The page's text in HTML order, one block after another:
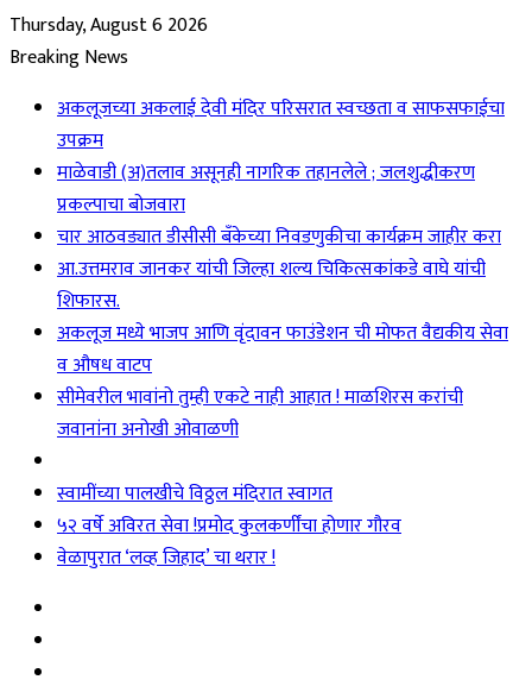
Thursday, August 6 2026
Breaking News
अकलूजच्या अकलाई देवी मंदिर परिसरात स्वच्छता व साफसफाईचा
उपक्रम
माळेवाडी (अ)तलाव असूनही नागरिक तहानलेले ; जलशुद्धीकरण
प्रकल्पाचा बोजवारा
चार आठवड्यात डीसीसी बँकेच्या निवडणुकीचा कार्यक्रम जाहीर करा
आ.उत्तमराव जानकर यांची जिल्हा शल्य चिकित्सकांकडे वाघे यांची
शिफारस.
अकलूज मध्ये भाजप आणि वृंदावन फाउंडेशन ची मोफत वैद्यकीय सेवा
व औषध वाटप
सीमेवरील भावांनो तुम्ही एकटे नाही आहात ! माळशिरस करांची
जवानांना अनोखी ओवाळणी
स्वामींच्या पालखीचे विठ्ठल मंदिरात स्वागत
५२ वर्षे अविरत सेवा !प्रमोद कुलकर्णींचा होणार गौरव
वेळापुरात ‘लव्ह जिहाद’ चा थरार !